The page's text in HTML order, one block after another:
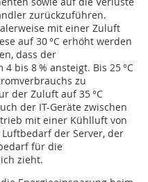
zurückzuführen.
mit einer Zuluft
auf 30 °C erhöht werden
dass der
bis 8 % ansteigt. Bis 25 °C
zu
der Zuluft auf 35 °C
der IT-Geräte zwischen
mit einer Kühlluft von
der Server, der
für die
zieht.